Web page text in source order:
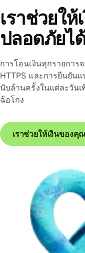
เราช่วยใ
ปลอดภัยไ
การโอนเงินทุกรายการ
HTTPS และการยืนยัน
นับล้านครั้งในแต่ละวัน
ฉ้อโกง
เราช่วยให้เงินของคุ